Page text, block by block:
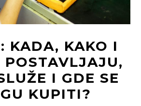
KADA, KAKO I
POSTAVLJAJU,
I GDE SE
KUPITI?